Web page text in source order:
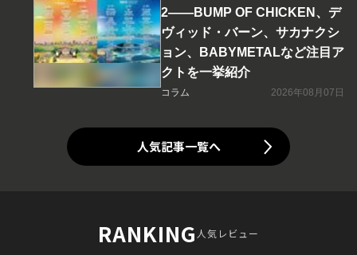
2――BUMP OF CHICKEN、デ
ヴィッド・バーン、サカナクシ
ョン、BABYMETALなど注目ア
クトを一挙紹介
コラム 2026年08月07日
人気記事一覧へ
RANKING人気レビュー